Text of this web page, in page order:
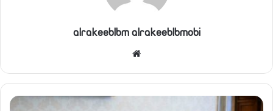
alrakeeblbm alrakeeblbmobi